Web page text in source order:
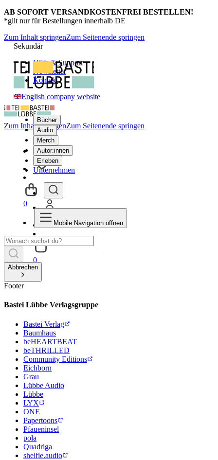
AB SOFORT VERSANDKOSTENFREI BESTELLEN!
*gilt nur für Bestellungen innerhalb DE
Zum Inhalt springenZum Seitenende springen
Sekundär
Hilfe & Support
Newsletter
Kontakt
English company website
Bücher
Audio
Merch
Autor:innen
Erleben
Unternehmen
0
Zum Inhalt springenZum Seitenende springen
0
Mobile Navigation öffnen
Abbrechen
Footer
Bastei Lübbe Verlagsgruppe
Bastei Verlag
Baumhaus
beHEARTBEAT
beTHRILLED
Community Editions
Eichborn
Grau
Lübbe Audio
Lübbe
LYX
ONE
Papertoons
Pfaueninsel
pola
Quadriga
shelfie.audio